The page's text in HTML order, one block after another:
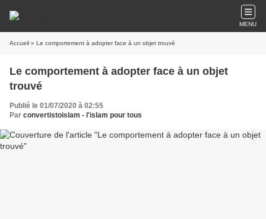
MENU
Accueil » Le comportement à adopter face à un objet trouvé
Le comportement à adopter face à un objet
trouvé
Publié le 01/07/2020 à 02:55
Par convertistoislam - l'islam pour tous